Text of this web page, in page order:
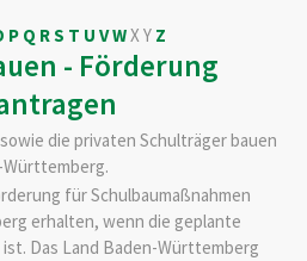
P Q RS T U VWXY Z
- Förderung
die privaten Schulträger bauen
Württemberg.
für Schulbaumaßnahmen
erhalten, wenn die geplante
Das Land Baden-Württemberg